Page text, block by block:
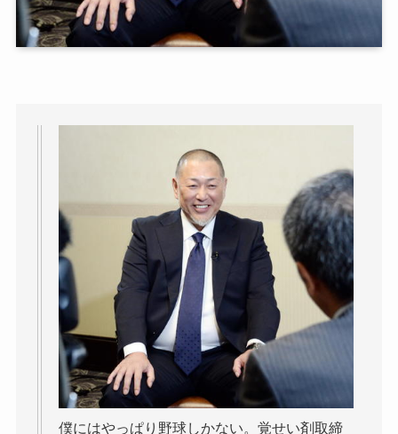
僕にはやっぱり野球しかない。覚せい剤取締